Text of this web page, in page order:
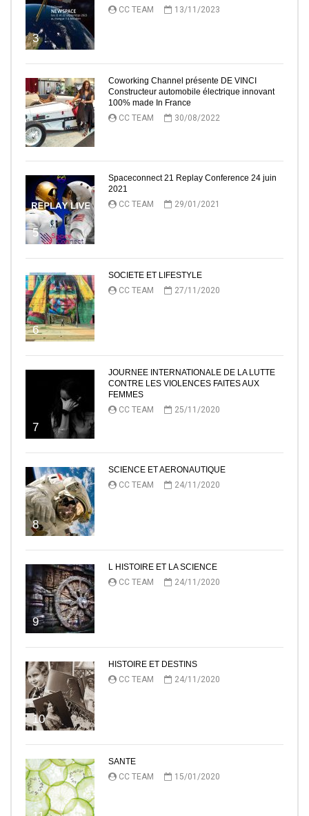
3
CC TEAM
13/11/2023
4
Coworking Channel présente DE VINCI
Constructeur automobile électrique innovant
100% made In France
CC TEAM
30/08/2022
5
Spaceconnect 21 Replay Conference 24 juin
2021
CC TEAM
29/01/2021
6
SOCIETE ET LIFESTYLE
CC TEAM
27/11/2020
7
JOURNEE INTERNATIONALE DE LA LUTTE
CONTRE LES VIOLENCES FAITES AUX
FEMMES
CC TEAM
25/11/2020
8
SCIENCE ET AERONAUTIQUE
CC TEAM
24/11/2020
9
L HISTOIRE ET LA SCIENCE
CC TEAM
24/11/2020
10
HISTOIRE ET DESTINS
CC TEAM
24/11/2020
SANTE
CC TEAM
15/01/2020